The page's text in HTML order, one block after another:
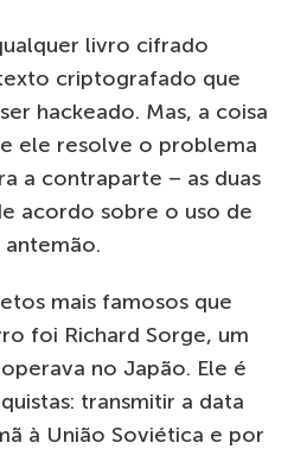
livro cifrado
criptografado que
hackeado. Mas, a coisa
ele resolve o problema
a contraparte – as duas
acordo sobre o uso de
mais famosos que
foi Richard Sorge, um
no Japão. Ele é
transmitir a data
à União Soviética e por